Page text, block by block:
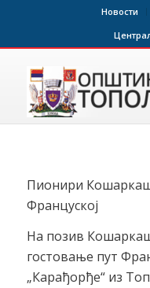
Новости
Пионири
Француској
На позив
гостовање пут
„Карађорђе“ из